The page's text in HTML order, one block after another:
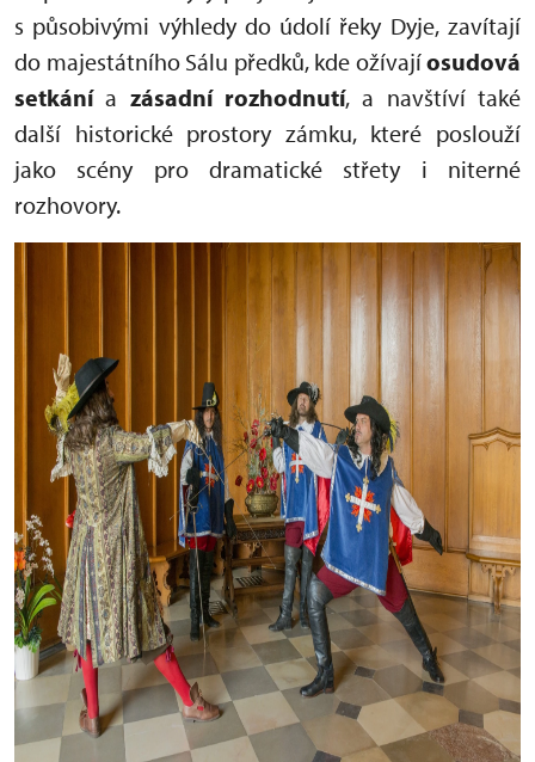
s působivými výhledy do údolí řeky Dyje, zavítají
do majestátního Sálu předků, kde ožívajíosudová
setkánía zásadní rozhodnutí, a navštíví také
další historické prostory zámku, které poslouží
jako scény pro dramatické střety i niterné
rozhovory.